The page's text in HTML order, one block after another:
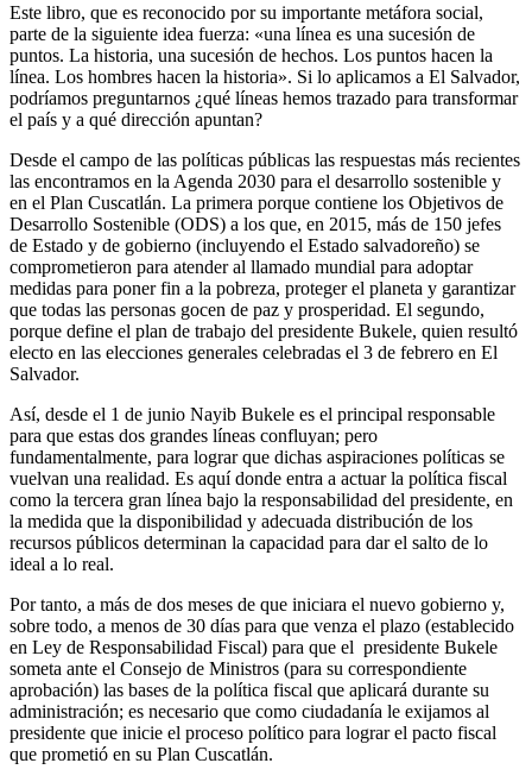
Este libro, que es reconocido por su importante metáfora social,
parte de la siguiente idea fuerza: «una línea es una sucesión de
puntos. La historia, una sucesión de hechos. Los puntos hacen la
línea. Los hombres hacen la historia». Si lo aplicamos a El Salvador,
podríamos preguntarnos ¿qué líneas hemos trazado para transformar
el país y a qué dirección apuntan?
Desde el campo de las políticas públicas las respuestas más recientes
las encontramos en la Agenda 2030 para el desarrollo sostenible y
en el Plan Cuscatlán. La primera porque contiene los Objetivos de
Desarrollo Sostenible (ODS) a los que, en 2015, más de 150 jefes
de Estado y de gobierno (incluyendo el Estado salvadoreño) se
comprometieron para atender al llamado mundial para adoptar
medidas para poner fin a la pobreza, proteger el planeta y garantizar
que todas las personas gocen de paz y prosperidad. El segundo,
porque define el plan de trabajo del presidente Bukele, quien resultó
electo en las elecciones generales celebradas el 3 de febrero en El
Salvador.
Así, desde el 1 de junio Nayib Bukele es el principal responsable
para que estas dos grandes líneas confluyan; pero
fundamentalmente, para lograr que dichas aspiraciones políticas se
vuelvan una realidad. Es aquí donde entra a actuar la política fiscal
como la tercera gran línea bajo la responsabilidad del presidente, en
la medida que la disponibilidad y adecuada distribución de los
recursos públicos determinan la capacidad para dar el salto de lo
ideal a lo real.
Por tanto, a más de dos meses de que iniciara el nuevo gobierno y,
sobre todo, a menos de 30 días para que venza el plazo (establecido
en Ley de Responsabilidad Fiscal) para que el presidente Bukele
someta ante el Consejo de Ministros (para su correspondiente
aprobación) las bases de la política fiscal que aplicará durante su
administración; es necesario que como ciudadanía le exijamos al
presidente que inicie el proceso político para lograr el pacto fiscal
que prometió en su Plan Cuscatlán.